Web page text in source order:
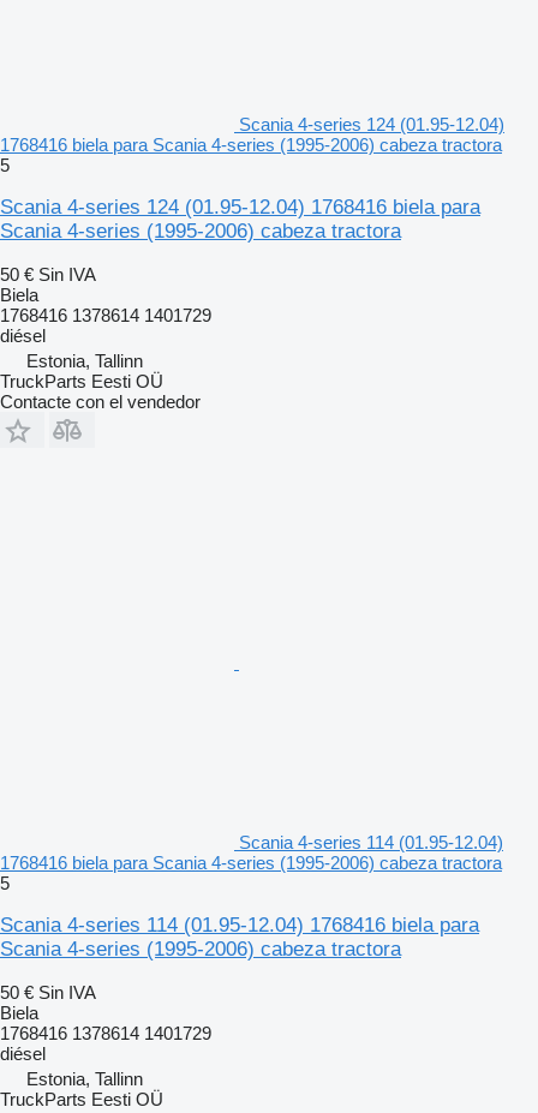
Scania 4-series 124 (01.95-12.04)
1768416 biela para Scania 4-series (1995-2006) cabeza tractora
5
Scania 4-series 124 (01.95-12.04) 1768416 biela para
Scania 4-series (1995-2006) cabeza tractora
50 € Sin IVA
Biela
1768416 1378614 1401729
diésel
Estonia, Tallinn
TruckParts Eesti OÜ
Contacte con el vendedor
Scania 4-series 114 (01.95-12.04)
1768416 biela para Scania 4-series (1995-2006) cabeza tractora
5
Scania 4-series 114 (01.95-12.04) 1768416 biela para
Scania 4-series (1995-2006) cabeza tractora
50 € Sin IVA
Biela
1768416 1378614 1401729
diésel
Estonia, Tallinn
TruckParts Eesti OÜ